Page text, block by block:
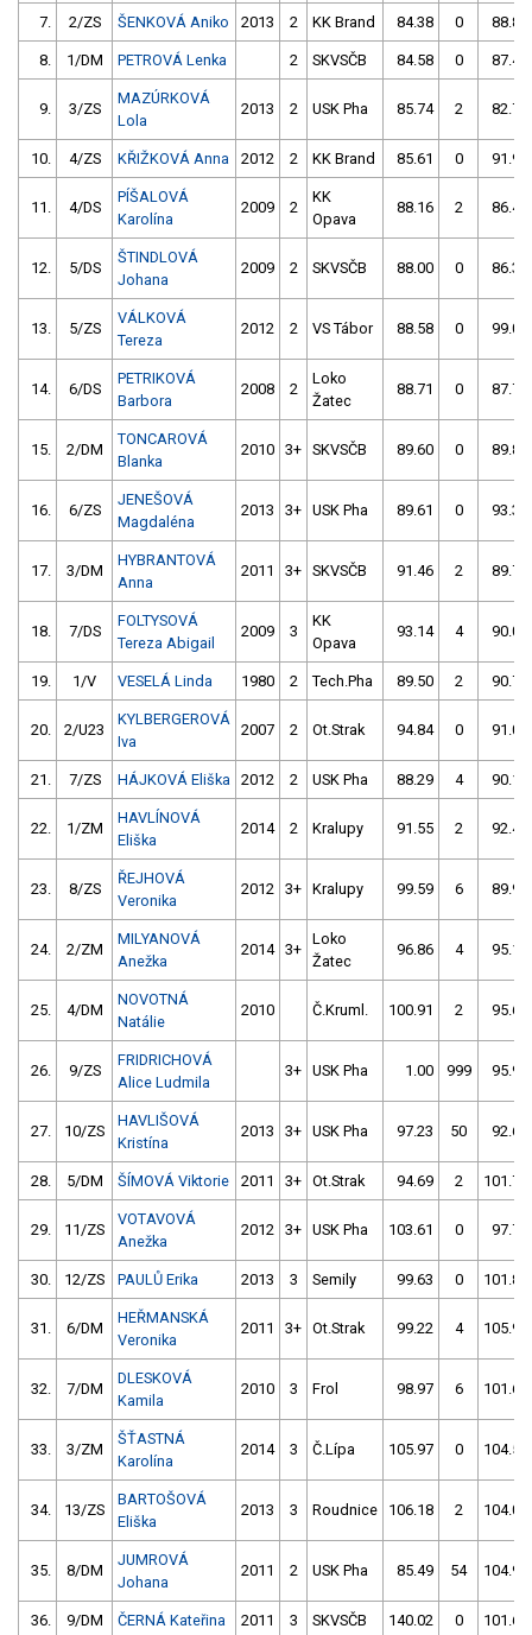
7. 2/ZS ŠENKOVÁ Aniko 2013 2 KK Brand 84.38 0 88.83
8. 1/DM PETROVÁ Lenka 2 SKVSČB 84.58 0 87.48
9. 3/ZS
MAZÚRKOVÁ
Lola
2013 2 USK Pha 85.74 2 82.77
10. 4/ZS KŘIŽKOVÁ Anna 2012 2 KK Brand 85.61 0 91.96
11. 4/DS
PÍŠALOVÁ
Karolína
2009 2
KK
Opava
88.16 2 86.45
12. 5/DS
ŠTINDLOVÁ
Johana
2009 2 SKVSČB 88.00 0 86.39
13. 5/ZS
VÁLKOVÁ
Tereza
2012 2 VS Tábor 88.58 0 99.05
14. 6/DS
PETRIKOVÁ
Barbora
2008 2
Loko
Žatec
88.71 0 87.72
15. 2/DM
TONCAROVÁ
Blanka
2010 3+ SKVSČB 89.60 0 89.80
16. 6/ZS
JENEŠOVÁ
Magdaléna
2013 3+ USK Pha 89.61 0 93.31
17. 3/DM
HYBRANTOVÁ
Anna
2011 3+ SKVSČB 91.46 2 89.70
18. 7/DS
FOLTYSOVÁ
Tereza Abigail
2009 3
KK
Opava
93.14 4 90.09
19. 1/V VESELÁ Linda 1980 2 Tech.Pha 89.50 2 90.77
20. 2/U23
KYLBERGEROVÁ
Iva
2007 2 Ot.Strak 94.84 0 91.03
21. 7/ZS HÁJKOVÁ Eliška 2012 2 USK Pha 88.29 4 90.10
22. 1/ZM
HAVLÍNOVÁ
Eliška
2014 2 Kralupy 91.55 2 92.40
23. 8/ZS
ŘEJHOVÁ
Veronika
2012 3+ Kralupy 99.59 6 89.96
24. 2/ZM
MILYANOVÁ
Anežka
2014 3+
Loko
Žatec
96.86 4 95.16
25. 4/DM
NOVOTNÁ
Natálie
2010 Č.Kruml. 100.91 2 95.60
26. 9/ZS
FRIDRICHOVÁ
Alice Ludmila
3+ USK Pha 1.00 999 95.98
27. 10/ZS
HAVLIŠOVÁ
Kristína
2013 3+ USK Pha 97.23 50 92.60
28. 5/DM ŠÍMOVÁ Viktorie 2011 3+ Ot.Strak 94.69 2 101.79
29. 11/ZS
VOTAVOVÁ
Anežka
2012 3+ USK Pha 103.61 0 97.72
30. 12/ZS PAULŮ Erika 2013 3 Semily 99.63 0 101.85
31. 6/DM
HEŘMANSKÁ
Veronika
2011 3+ Ot.Strak 99.22 4 105.99
32. 7/DM
DLESKOVÁ
Kamila
2010 3 Frol 98.97 6 101.61
33. 3/ZM
ŠŤASTNÁ
Karolína
2014 3 Č.Lípa 105.97 0 104.51
34. 13/ZS
BARTOŠOVÁ
Eliška
2013 3 Roudnice 106.18 2 104.07
35. 8/DM
JUMROVÁ
Johana
2011 2 USK Pha 85.49 54 104.96
36. 9/DM ČERNÁ Kateřina 2011 3 SKVSČB 140.02 0 101.65